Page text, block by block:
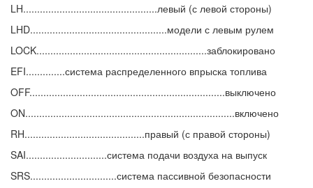
LH................................................левый (с левой стороны)
LHD.................................................модели с левым рулем
LOCK.............................................................заблокировано
EFI..............система распределенного впрыска топлива
OFF......................................................................выключено
ON...........................................................................включено
RH...........................................правый (с правой стороны)
SAI.............................система подачи воздуха на выпуск
SRS...............................система пассивной безопасности